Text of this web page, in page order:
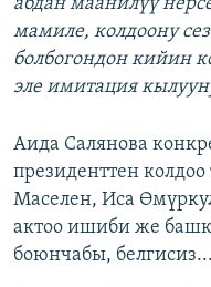
абдан маанилүү
мамиле, колдоону
болбогондон кийин
эле имитация
Аида Салянова
президенттен
Маселен, Иса
актоо ишиби же
боюнчабы, белгисиз...